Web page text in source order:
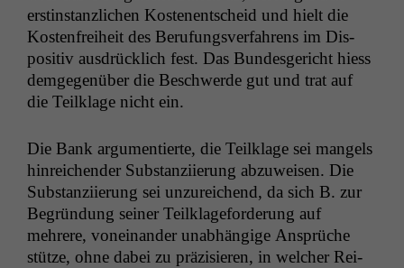
erstin­stan­zlichen Koste­nentscheid und hielt die
Kosten­frei­heit des Beru­fungsver­fahrens im Dis­
pos­i­tiv aus­drück­lich fest. Das Bun­des­gericht hiess
demge­genüber die Beschw­erde gut und trat auf
die Teilk­lage nicht ein.
Die Bank argu­men­tierte, die Teilk­lage sei man­gels
hin­re­ichen­der Sub­stanzi­ierung abzuweisen. Die
Sub­stanzi­ierung sei unzure­ichend, da sich B. zur
Begrün­dung sein­er Teilk­lage­forderung auf
mehrere, voneinan­der unab­hängige Ansprüche
stütze, ohne dabei zu präzisieren, in welch­er Rei­